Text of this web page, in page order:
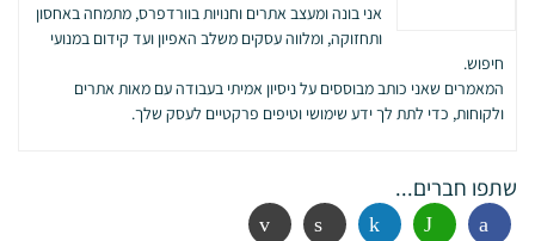
אני בונה ומעצב אתרים וחנויות בוורדפרס, מתמחה באחסון
ותחזוקה, ומלווה עסקים משלב האפיון ועד קידום במנועי
חיפוש.
המאמרים שאני כותב מבוססים על ניסיון אמיתי בעבודה עם מאות אתרים
ולקוחות, כדי לתת לך ידע שימושי וטיפים פרקטיים לעסק שלך.
שתפו חברים...
פייסבוק ווטסאפ לינקדין הדפסה אימייל